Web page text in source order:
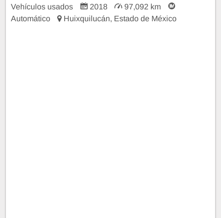
Vehículos usados 2018
97,092 km
Automático
Huixquilucán, Estado de México